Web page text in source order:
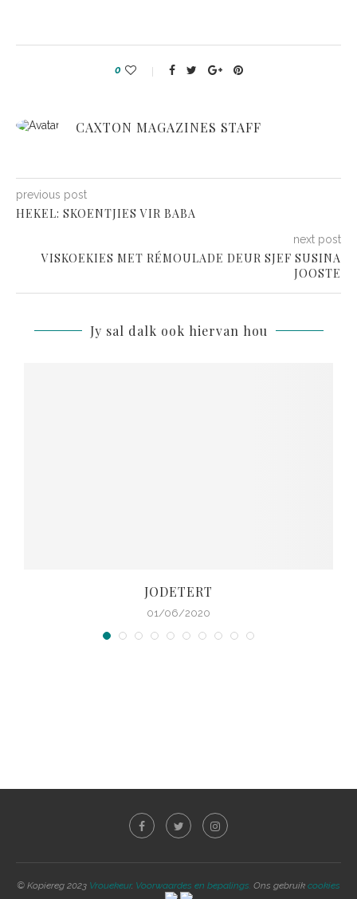
0
CAXTON MAGAZINES STAFF
previous post
HEKEL: SKOENTJIES VIR BABA
next post
VISKOEKIES MET RÉMOULADE DEUR SJEF SUSINA
JOOSTE
Jy sal dalk ook hiervan hou
JODETERT
01/06/2020
© Kopiereg 2023 Vrouekeur. Voorwaardes en bepalings. Ons gebruik cookies